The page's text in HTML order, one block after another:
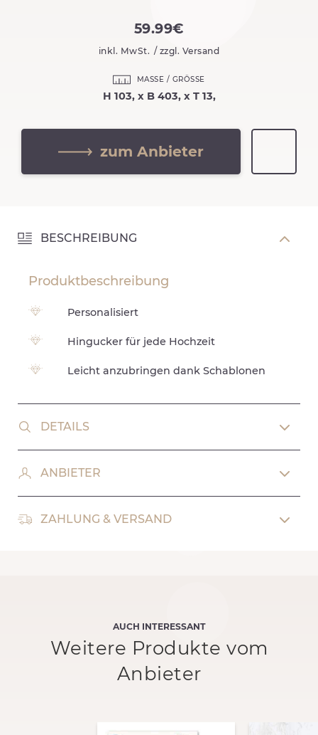
59.99€
inkl. MwSt. / zzgl. Versand
MASSE / GRÖSSE
H 103, x B 403, x T 13,
zum Anbieter
BESCHREIBUNG
Produktbeschreibung
Personalisiert
Hingucker für jede Hochzeit
Leicht anzubringen dank Schablonen
DETAILS
ANBIETER
ZAHLUNG & VERSAND
AUCH INTERESSANT
Weitere Produkte vom
Anbieter